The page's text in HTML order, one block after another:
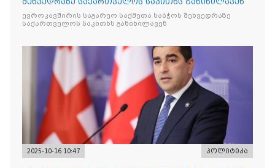
შეხვედრაზე საქართველოს საკითხს განიხილავენ
ევროკავშირის საგარეო საქმეთა საბჭოს შეხვედრაზე
საქართველოს საკითხს განიხილავენ
2025-10-16 10:47 პოლიტიკა